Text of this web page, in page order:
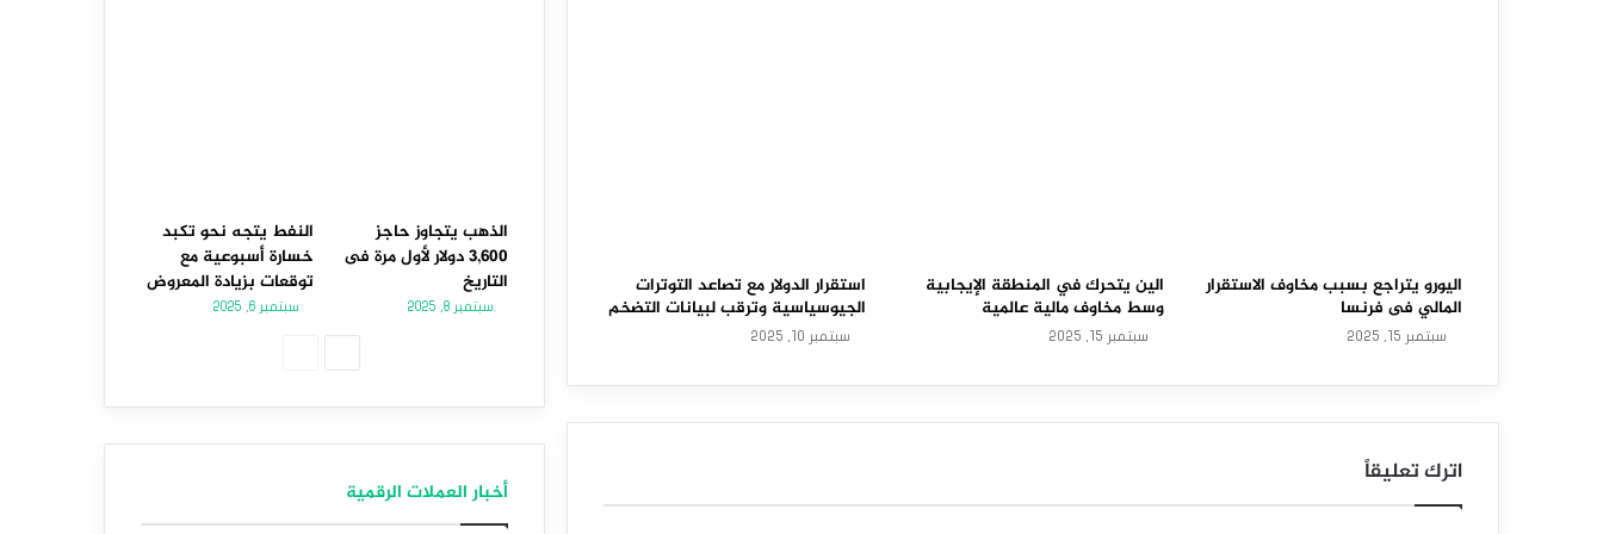
ر
ا
ل
ي
م
ق
اليورو يتراجع بسبب مخاوف الاستقرار
المالي فى فرنسا
سبتمبر 15, 2025
الين يتحرك في المنطقة الإيجابية
وسط مخاوف مالية عالمية
سبتمبر 15, 2025
استقرار الدولار مع تصاعد التوترات
الجيوسياسية وترقب لبيانات التضخم
سبتمبر 10, 2025
اترك تعليقاً
الذهب يتجاوز حاجز
3,600 دولار لأول مرة فى
التاريخ
سبتمبر 8, 2025
النفط يتجه نحو تكبد
خسارة أسبوعية مع
توقعات بزيادة المعروض
سبتمبر 6, 2025
أخبار العملات الرقمية